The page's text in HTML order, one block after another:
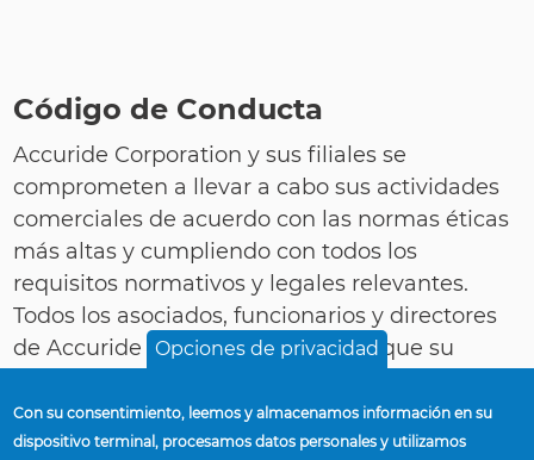
Código de Conducta
Accuride Corporation y sus filiales se
comprometen a llevar a cabo sus actividades
comerciales de acuerdo con las normas éticas
más altas y cumpliendo con todos los
requisitos normativos y legales relevantes.
Todos los asociados, funcionarios y directores
de Accuride deben asegurarse de que su
Conducta. Todos los asociados, funcionarios y
directores deben también asegurarse de que
Opciones de privacidad
Con su consentimiento, leemos y almacenamos información en su
dispositivo terminal, procesamos datos personales y utilizamos